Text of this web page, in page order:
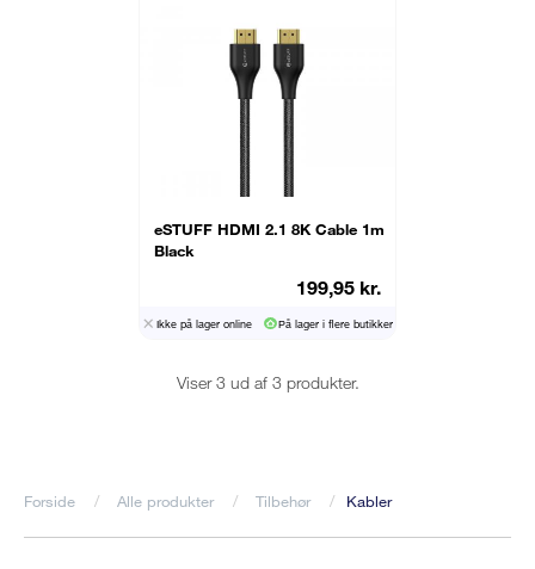
eSTUFF HDMI 2.1 8K Cable 1m
Black
199,95 kr.
Ikke på lager online På lager i flere butikker
Viser 3 ud af 3 produkter.
Brødkrumme
Forside Alle produkter Tilbehør Kabler